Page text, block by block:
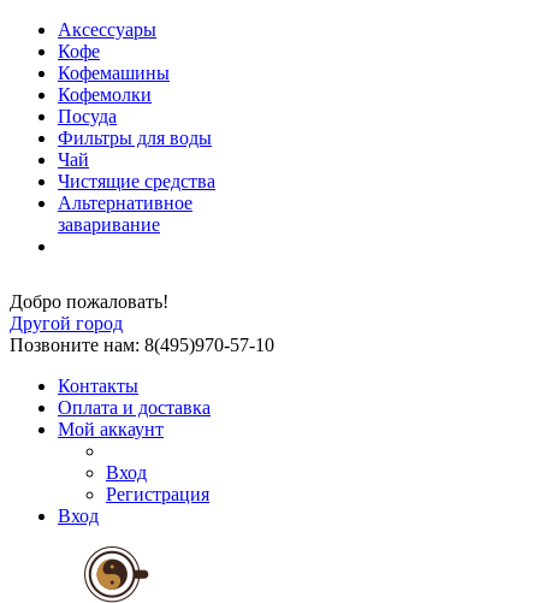
Аксессуары
Кофе
Кофемашины
Кофемолки
Посуда
Фильтры для воды
Чай
Чистящие средства
Альтернативное
заваривание
Добро пожаловать!
Другой город
Позвоните нам: 8(495)970-57-10
Контакты
Оплата и доставка
Мой аккаунт
Вход
Регистрация
Вход